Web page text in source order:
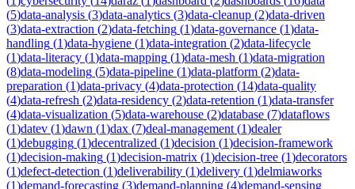
(5)data-analysis (3)data-analytics (3)data-cleanup (2)data-driven
(3)data-extraction (2)data-fetching (1)data-governance (1)data-
handling (1)data-hygiene (1)data-integration (2)data-lifecycle
(1)data-literacy (1)data-mapping (1)data-mesh (1)data-migration
(8)data-modeling (5)data-pipeline (1)data-platform (2)data-
preparation (1)data-privacy (4)data-protection (14)data-quality
(4)data-refresh (2)data-residency (2)data-retention (1)data-transfer
(4)data-visualization (5)data-warehouse (2)database (7)dataflows
(1)datev (1)dawn (1)dax (7)deal-management (1)dealer
(1)debugging (1)decentralized (1)decision (1)decision-framework
(1)decision-making (1)decision-matrix (1)decision-tree (1)decorators
(1)defect-detection (1)deliverability (1)delivery (1)delmiaworks
(1)demand-forecasting (3)demand-planning (4)demand-sensing